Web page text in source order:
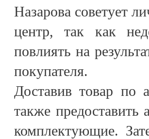
Назарова советует
центр, так как
повлиять на
покупателя.
Доставив товар по
также предоставить
комплектующие.